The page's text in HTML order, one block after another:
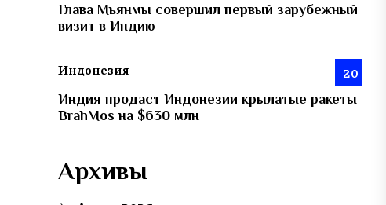
Глава Мьянмы совершил первый зарубежный
визит в Индию
Индонезия 20
Индия продаст Индонезии крылатые ракеты
BrahMos на $630 млн
Архивы